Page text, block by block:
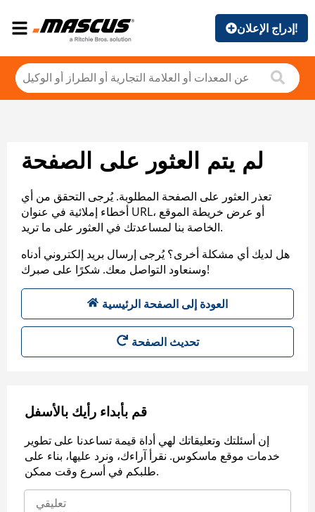
إدراج الإعلان!
لم يتم العثور على الصفحة
تعذر العثور على الصفحة المطلوبة. يُرجى التحقق من أي
أخطاء إملائية في عنوان URL، أو عرض خريطة الموقع
الخاصة بنا لمساعدتك في العثور على ما تريد.
هل لديك أي مشكلة أخرى؟ يُرجى إرسال بريد إلكتروني أدناه
وسنعاود التواصل معك. شكرًا على صبرك!
العودة إلى الصفحة الرئيسية
تحديث الصفحة
قم بأبداء رأيك بالأسفل
إن أسئلتك وتعليقاتك لهي أداة قيمة تساعدنا على تطوير
خدمات موقع ماسكوس. نقرأ آراءك، ونرد عليها، بناء على
طلبكم في أسرع وقت ممكن.